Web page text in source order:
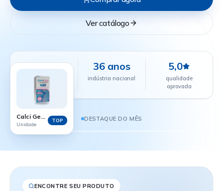
Ver catálogo
+24 mil
farmácias
parceiras
36 anos
indústria nacional
5,0
qualidade
aprovada
DESTAQUE DO MÊS
Calci Gest - 60 comprimidos
Unidade
TOP
ENCONTRE SEU PRODUTO